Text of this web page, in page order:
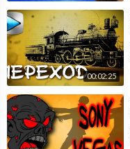
00:02:25